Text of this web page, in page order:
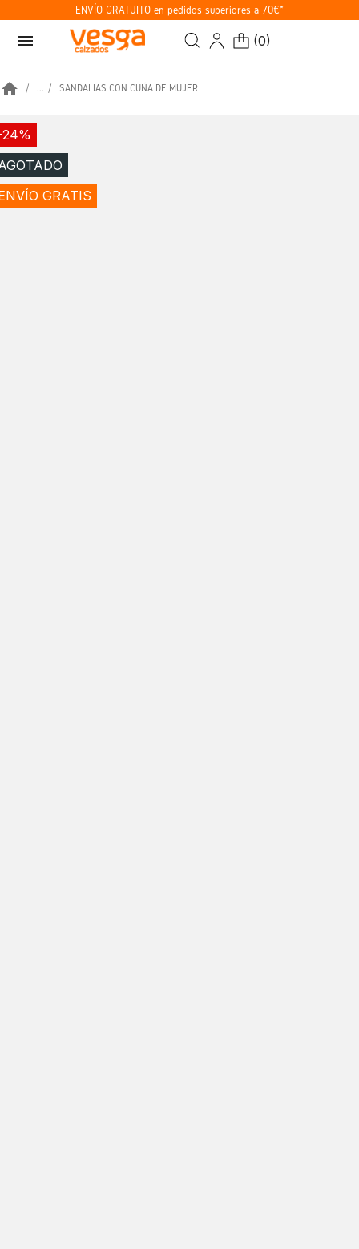
ENVÍO GRATUITO en pedidos superiores a 70€*
menu (0)
home ... SANDALIAS CON CUÑA DE MUJER
GRATIS